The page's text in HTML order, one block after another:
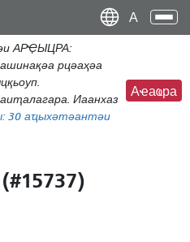
콘
텐
츠
로
기
АРҾЫЦРА:
рцәаҳәа
Иаанхаз
30 аҵыхәтәантәи
Аҽаҩра